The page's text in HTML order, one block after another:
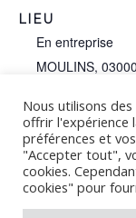
LIEU
En entreprise
MOULINS, 03000
Téléphone :
07 60 04 98 01
Voir Lieu site web
SST MAC
Nous utilisons
offrir l'expérience
préférences et
"Accepter tout",
cookies.
cookies" pour